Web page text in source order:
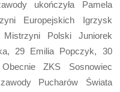
ukończyła Pamela
Europejskich Igrzysk
Polski Juniorek
29 Emilia Popczyk, 30
ZKS Sosnowiec
Pucharów Świata